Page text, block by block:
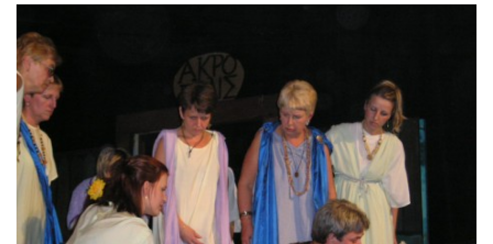
KDY, KDE A CO HRAJEME
HRY OD ROKU 1973
VIDEOZÁZNAMY Z HER